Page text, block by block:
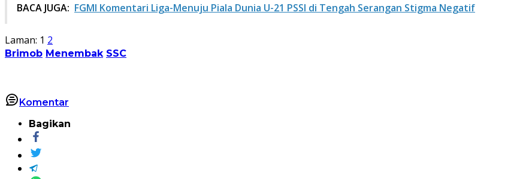
BACA JUGA: FGMI Komentari Liga-Menuju Piala Dunia U-21 PSSI di Tengah Serangan Stigma Negatif
Laman: 1 2
Brimob Menembak SSC
Komentar
Bagikan